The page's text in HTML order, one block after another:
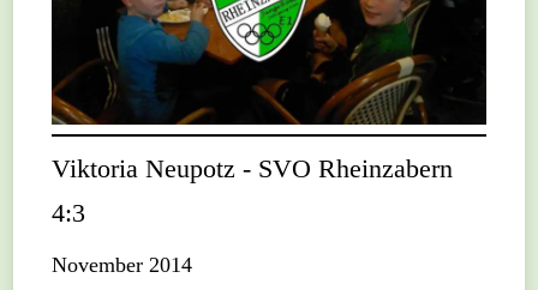
Viktoria Neupotz - SVO Rheinzabern
4:3
November 2014